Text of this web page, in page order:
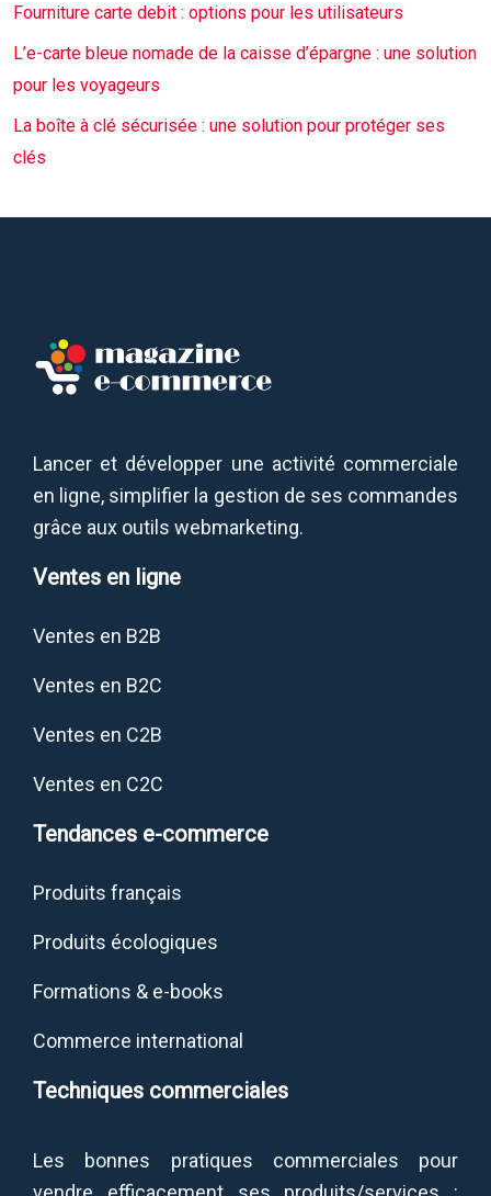
Fourniture carte debit : options pour les utilisateurs
L’e-carte bleue nomade de la caisse d’épargne : une solution
pour les voyageurs
La boîte à clé sécurisée : une solution pour protéger ses
clés
Lancer et développer une activité commerciale
en ligne, simplifier la gestion de ses commandes
grâce aux outils webmarketing.
Ventes en ligne
Ventes en B2B
Ventes en B2C
Ventes en C2B
Ventes en C2C
Tendances e-commerce
Produits français
Produits écologiques
Formations & e-books
Commerce international
Techniques commerciales
Les bonnes pratiques commerciales pour